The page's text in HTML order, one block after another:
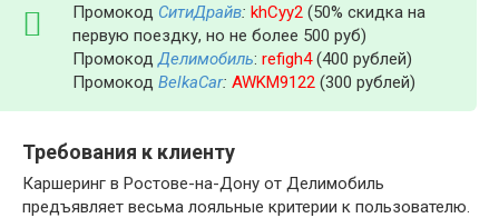
Промокод СитиДрайв: khCyy2 (50% скидка на
первую поездку, но не более 500 руб)
Промокод Делимобиль: refigh4(400 рублей)
Промокод BelkaCar: AWKM9122 (300 рублей)
Требования к клиенту
Каршеринг в Ростове-на-Дону от Делимобиль
предъявляет весьма лояльные критерии к пользователю.